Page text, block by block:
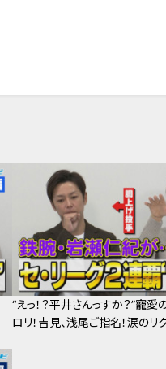
“えっ！？平井さんっすか？”寵
ロリ！吉見、浅尾ご指名！涙のリ